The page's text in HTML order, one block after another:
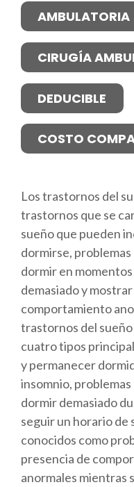
AMBULATORIA
CIRUGÍA
DEDUCIBLE
COSTO
Los trastornos del
trastornos que se
sueño que pueden
dormirse,
dormir en
demasiado y
comportamiento
trastornos del
cuatro tipos
y permanecer
insomnio,
dormir demasiado
seguir un horario de
conocidos como
presencia de
anormales mientras